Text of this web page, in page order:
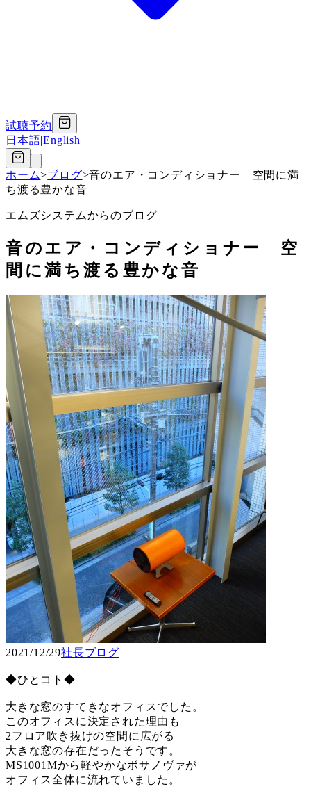
試聴予約
日本語|English
ホーム>ブログ>音のエア・コンディショナー 空間に満
ち渡る豊かな音
エムズシステムからのブログ
音のエア・コンディショナー 空
間に満ち渡る豊かな音
2021/12/29社長ブログ
◆ひとコト◆
大きな窓のすてきなオフィスでした。
このオフィスに決定された理由も
2フロア吹き抜けの空間に広がる
大きな窓の存在だったそうです。
MS1001Mから軽やかなボサノヴァが
オフィス全体に流れていました。